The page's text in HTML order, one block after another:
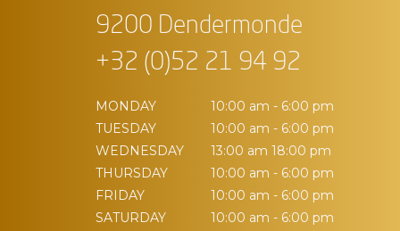
9200 Dendermonde
+32 (0)52 21 94 92
MONDAY
10:00 am - 6:00 pm
TUESDAY
10:00 am - 6:00 pm
WEDNESDAY
13:00 am 18:00 pm
THURSDAY
10:00 am - 6:00 pm
FRIDAY
10:00 am - 6:00 pm
SATURDAY
10:00 am - 6:00 pm